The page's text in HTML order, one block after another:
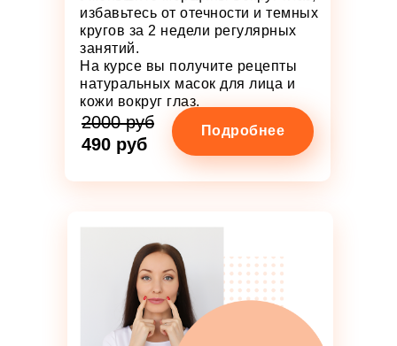
избавьтесь от отечности и темных
кругов за 2 недели регулярных
занятий.
На курсе вы получите рецепты
натуральных масок для лица и
кожи вокруг глаз.
Подробнее
2000 руб
490 руб